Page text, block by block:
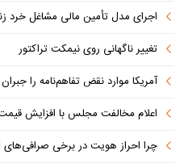
اجرای مدل تأمین مالی مشاغل خرد
تغییر ناگهانی روی نیمکت تراکتور
آمریکا موارد نقض تفاهم‌نامه را
اعلام مخالفت مجلس با افزایش
چرا احراز هویت در برخی